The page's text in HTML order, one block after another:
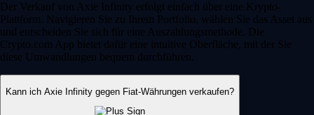
Der Verkauf von Axie Infinity erfolgt einfach über eine Krypto-
Plattform. Navigieren Sie zu Ihrem Portfolio, wählen Sie das Asset aus
und entscheiden Sie sich für eine Auszahlungsmethode. Die
Crypto.com App bietet dafür eine intuitive Oberfläche, mit der Sie
diese Umwandlungen bequem durchführen.
Kann ich Axie Infinity gegen Fiat-Währungen verkaufen?